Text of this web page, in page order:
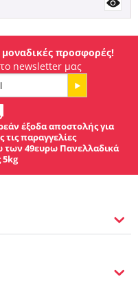
προσφορές!
newsletter μας
έξοδα αποστολής για
τις παραγγελίες
των 49ευρω Πανελλαδικά
5kg